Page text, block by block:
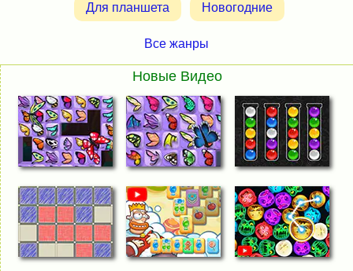
Для планшета Новогодние
Все жанры
Новые Видео